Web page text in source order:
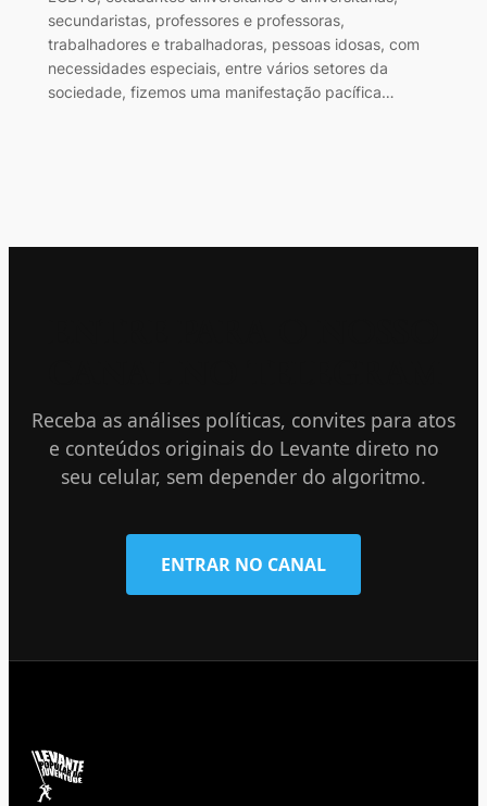
secundaristas, professores e professoras,
trabalhadores e trabalhadoras, pessoas idosas, com
necessidades especiais, entre vários setores da
sociedade, fizemos uma manifestação pacífica…
Receba as análises políticas, convites para atos
e conteúdos originais do Levante direto no
seu celular, sem depender do algoritmo.
ENTRAR NO CANAL